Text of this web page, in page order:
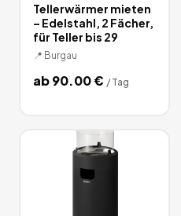
Tellerwärmer mieten
– Edelstahl, 2 Fächer,
für Teller bis 29
📍 Burgau
ab90.00€ / Tag